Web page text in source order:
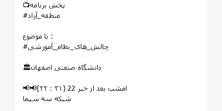
📺پخش برنامه
#منطقه_آزاد
با موضوع :
#چالش_های_نظام_آموزشی
🏛دانشگاه صنعتی اصفهان
📢📢امشب بعد از خبر 22 (۲۲：۳۱)
شبکه سه سیما